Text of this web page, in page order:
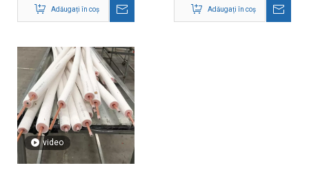
Adăugați în coș Adăugați în coș
video